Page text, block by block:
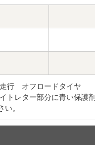
行 オフロードタイヤ
トレター部分に青い保護
い。